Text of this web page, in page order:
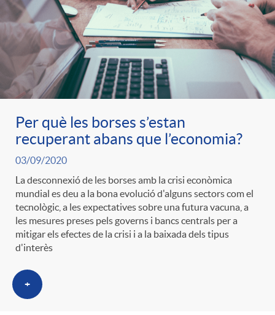
Per què les borses s’estan
recuperant abans que l’economia?
03/09/2020
La desconnexió de les borses amb la crisi econòmica
mundial es deu a la bona evolució d'alguns sectors com el
tecnològic, a les expectatives sobre una futura vacuna, a
les mesures preses pels governs i bancs centrals per a
mitigar els efectes de la crisi i a la baixada dels tipus
d'interès
+